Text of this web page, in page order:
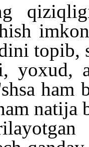
topib,
yoxud,
ham
natija